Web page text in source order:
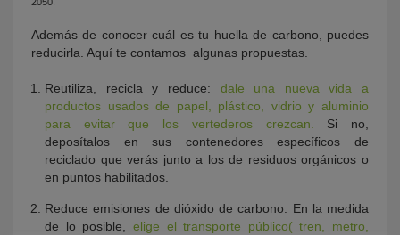
Además de conocer cuál es tu huella de carbono, puedes
reducirla. Aquí te contamos algunas propuestas.
Reutiliza, recicla y reduce: dale una nueva vida a
productos usados de papel, plástico, vidrio y aluminio
para evitar que los vertederos crezcan.
Si no,
deposítalos en sus contenedores específicos de
reciclado que verás junto a los de residuos orgánicos o
en puntos habilitados.
Reduce emisiones de dióxido de carbono: En la medida
de lo posible, elige el transporte público( tren, metro,